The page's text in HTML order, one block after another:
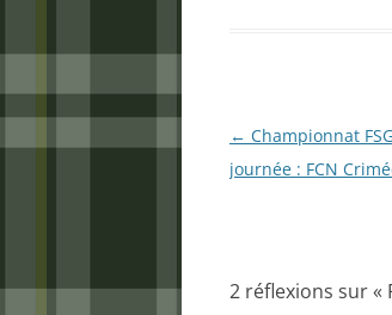
Navigation
des
← Championnat
journée : FCN
2 réflexions sur «